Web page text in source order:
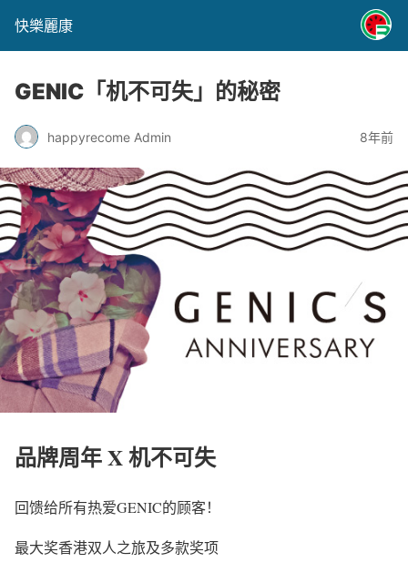
快樂麗康
GENIC「机不可失」的秘密
happyrecome Admin 8年前
品牌周年 X 机不可失
回馈给所有热爱GENIC的顾客！
最大奖香港双人之旅及多款奖项